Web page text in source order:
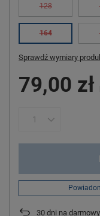
128
164
Sprawdź wymiary
79,00 zł
30 dni na